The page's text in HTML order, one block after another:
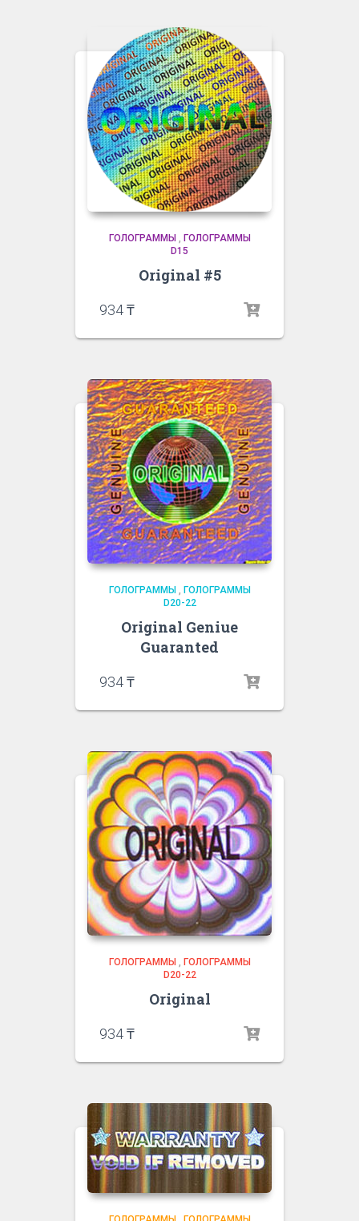
ГОЛОГРАММЫ , ГОЛОГРАММЫ
D15
Original #5
934₸
ГОЛОГРАММЫ , ГОЛОГРАММЫ
D20-22
Original Geniue
Guaranted
934₸
ГОЛОГРАММЫ , ГОЛОГРАММЫ
D20-22
Original
934₸